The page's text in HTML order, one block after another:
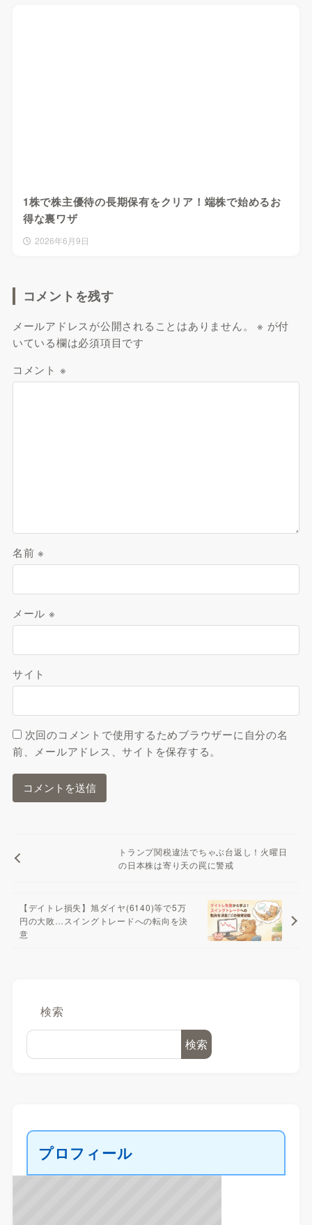
1株で株主優待の長期保有をクリア！端株で始めるお
得な裏ワザ
2026年6月9日
コメントを残す
メールアドレスが公開されることはありません。 ※ が付
いている欄は必須項目です
コメント ※
名前※
メール ※
サイト
次回のコメントで使用するためブラウザーに自分の名
前、メールアドレス、サイトを保存する。
トランプ関税違法でちゃぶ台返し！火曜日
の日本株は寄り天の罠に警戒
【デイトレ損失】旭ダイヤ(6140)等で5万
円の大敗…スイングトレードへの転向を決
意
検索
検索
プロフィール